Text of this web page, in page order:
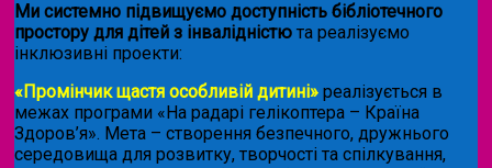
Ми системно підвищуємо доступність бібліотечного
простору для дітей з інвалідністю та реалізуємо
інклюзивні проекти:
«Промінчик щастя особливій дитині» реалізується в
межах програми «На радарі гелікоптера – Країна
Здоров’я». Мета – створення безпечного, дружнього
середовища для розвитку, творчості та спілкування,